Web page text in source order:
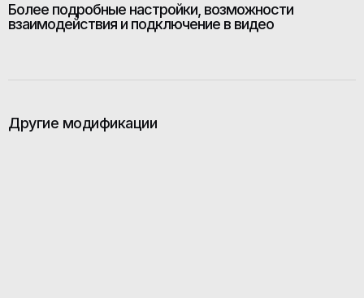
<style>
.text-trail
</ style>
Более подробные настройки, возможности
взаимодействия и подключение в видео
Другие модификации